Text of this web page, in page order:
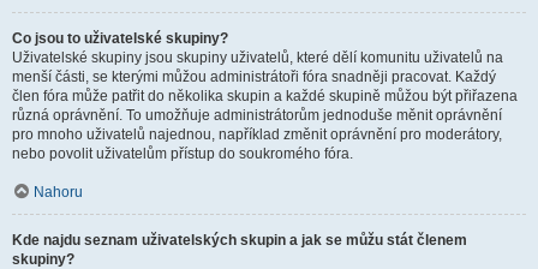
Co jsou to uživatelské skupiny?
Uživatelské skupiny jsou skupiny uživatelů, které dělí komunitu uživatelů na
menší části, se kterými můžou administrátoři fóra snadněji pracovat. Každý
člen fóra může patřit do několika skupin a každé skupině můžou být přiřazena
různá oprávnění. To umožňuje administrátorům jednoduše měnit oprávnění
pro mnoho uživatelů najednou, například změnit oprávnění pro moderátory,
nebo povolit uživatelům přístup do soukromého fóra.
Nahoru
Kde najdu seznam uživatelských skupin a jak se můžu stát členem
skupiny?